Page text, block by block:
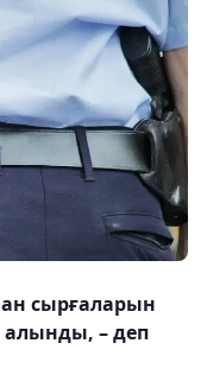
сырғаларын
– деп